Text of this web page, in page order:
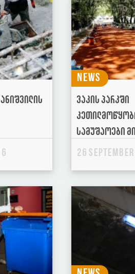
News
ვაკის პარკში
სამუშაოები
26